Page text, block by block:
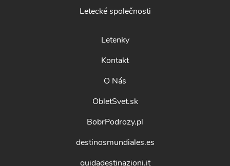
Letecké společnosti
Letenky
Kontakt
O Nás
ObletSvet.sk
BobrPodrozy.pl
destinosmundiales.es
guidadestinazioni.it